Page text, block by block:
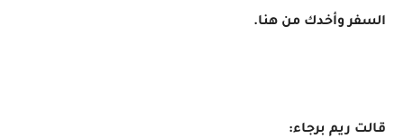
السفر وأخدك من هنا.
قالت ريم برجاء: